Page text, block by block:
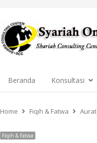
Beranda Konsultasi
Home
Fiqih & Fatwa Aurat
Fiqih & Fatwa